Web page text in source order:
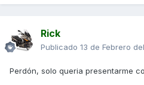
Rick
Publicado 13 de Febrero
Perdón, solo queria presentarme